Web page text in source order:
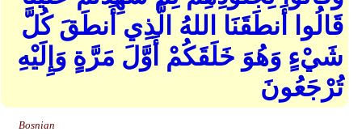
قَالُوا أَنطَقَنَا اللهُ الَّذِي أَنطَقَ كُلَّ
شَيْءٍ وَهُوَ خَلَقَكُمْ أَوَّلَ مَرَّةٍ وَإِلَيْهِ
تُرْجَعُونَ
Bosnian